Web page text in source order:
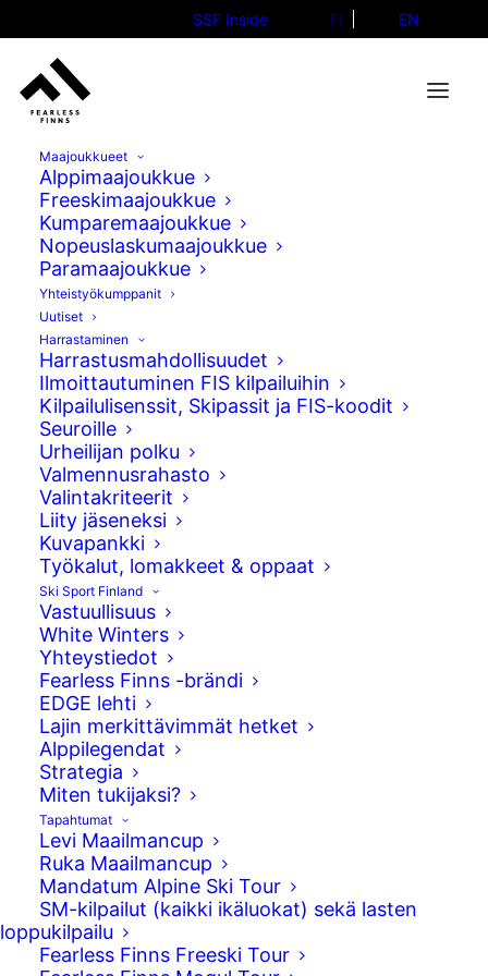
SSF Inside FI EN
Maajoukkueet
Alppimaajoukkue
Freeskimaajoukkue
Kumparemaajoukkue
Nopeuslaskumaajoukkue
Paramaajoukkue
Yhteistyökumppanit
Uutiset
Harrastaminen
Harrastusmahdollisuudet
Ilmoittautuminen FIS kilpailuihin
Kilpailulisenssit, Skipassit ja FIS-koodit
Seuroille
Urheilijan polku
Valmennusrahasto
Valintakriteerit
Liity jäseneksi
Kuvapankki
Työkalut, lomakkeet & oppaat
Ski Sport Finland
Vastuullisuus
White Winters
Yhteystiedot
Fearless Finns -brändi
EDGE lehti
Lajin merkittävimmät hetket
Alppilegendat
Strategia
Miten tukijaksi?
Tapahtumat
Levi Maailmancup
Ruka Maailmancup
Mandatum Alpine Ski Tour
SM-kilpailut (kaikki ikäluokat) sekä lasten
loppukilpailu
Fearless Finns Freeski Tour
Eero Blomqvist
Seuraa matkaamme
Facebook
TikTok
Instagram – Fearless Finns
Instagram – Fearless Finns Freeski
Hyödyllisiä linkkejä
Live timing
Kilpailulisenssit, Skipassit ja FIS-koodit
Ilmoittautuminen FIS kilpailuihin
Kurinpitomääräykset
Yhteystiedot
Yhteystiedot
Valimotie 10
00380 Helsinki
etunimi.sukunimi@skisport.fi